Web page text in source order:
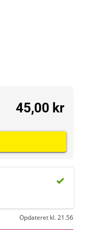
Opdateret kl. 21.56
45,00 kr